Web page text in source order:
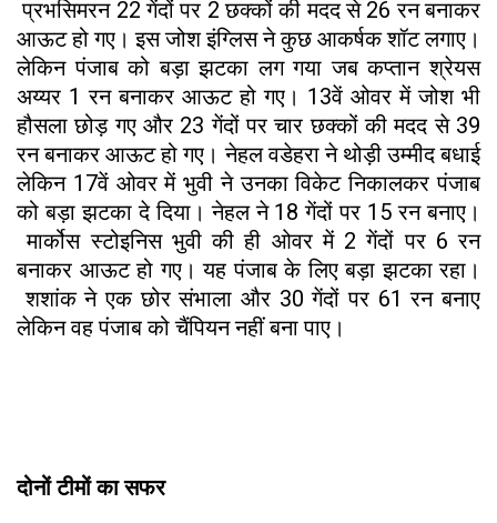
प्रभसिमरन 22 गेंदों पर 2 छक्कों की मदद से 26 रन बनाकर
आऊट हो गए। इस जोश इंग्लिस ने कुछ आकर्षक शॉट लगाए।
लेकिन पंजाब को बड़ा झटका लग गया जब कप्तान श्रेयस
अय्यर 1 रन बनाकर आऊट हो गए। 13वें ओवर में जोश भी
हौसला छोड़ गए और 23 गेंदों पर चार छक्कों की मदद से 39
रन बनाकर आऊट हो गए। नेहल वडेहरा ने थोड़ी उम्मीद बधाई
लेकिन 17वें ओवर में भुवी ने उनका विकेट निकालकर पंजाब
को बड़ा झटका दे दिया। नेहल ने 18 गेंदों पर 15 रन बनाए।
मार्कोस स्टोइनिस भुवी की ही ओवर में 2 गेंदों पर 6 रन
बनाकर आऊट हो गए। यह पंजाब के लिए बड़ा झटका रहा।
शशांक ने एक छोर संभाला और 30 गेंदों पर 61 रन बनाए
लेकिन वह पंजाब को चैंपियन नहीं बना पाए।
दोनों टीमों का सफर